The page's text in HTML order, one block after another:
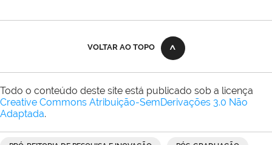
VOLTAR AO TOPO
Todo o conteúdo deste site está publicado sob a licença
Creative Commons Atribuição-SemDerivações 3.0 Não
Adaptada.